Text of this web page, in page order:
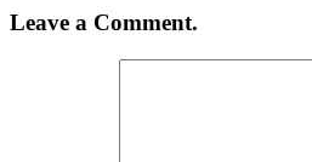
Leave a Comment.